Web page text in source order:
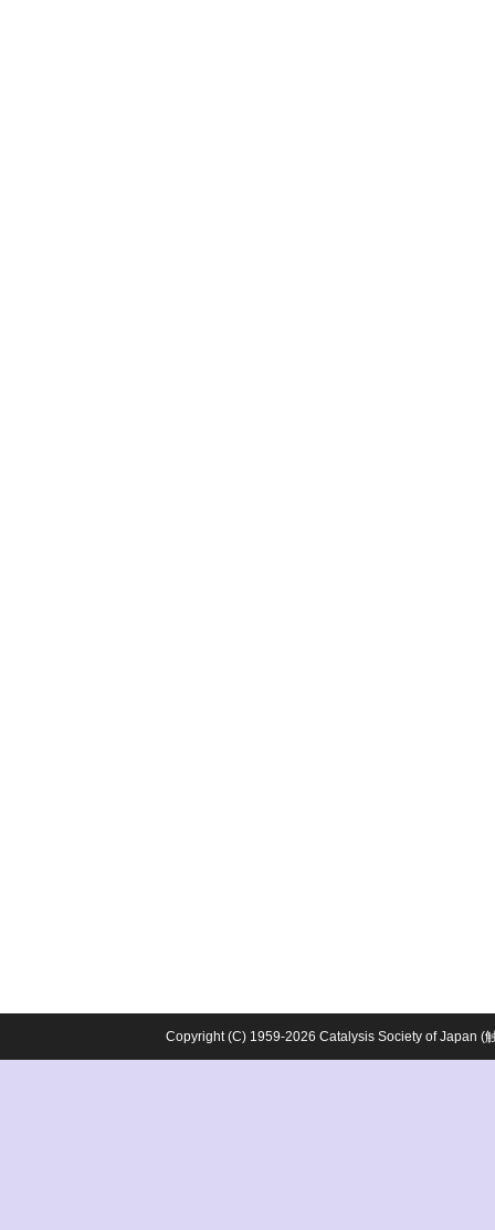
Copyright (C) 1959-2026 Catalysis Society of Japan (